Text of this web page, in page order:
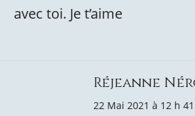
avec toi. Je t’aime
Réjeanne
22 Mai 2021 à 12 h